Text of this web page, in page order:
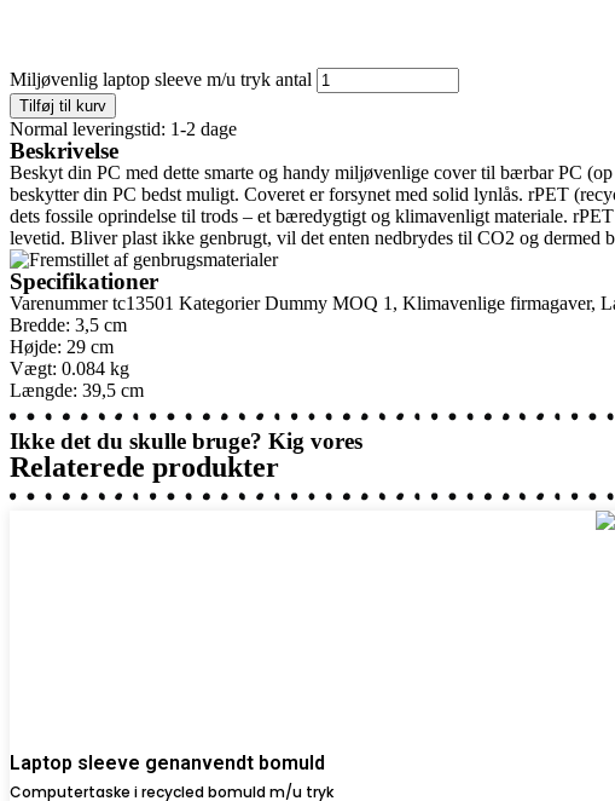
Miljøvenlig laptop sleeve m/u tryk antal
Tilføj til kurv
Normal leveringstid: 1-2 dage
Beskrivelse
Beskyt din PC med dette smarte og handy miljøvenlige cover til bærbar PC
beskytter din PC bedst muligt. Coveret er forsynet med solid lynlås. rPET
dets fossile oprindelse til trods – et bæredygtigt og klimavenligt materiale.
levetid. Bliver plast ikke genbrugt, vil det enten nedbrydes til CO2 og dermed
Specifikationer
Varenummertc13501 Kategorier Dummy MOQ 1 , Klimavenlige firmagaver,
Bredde: 3,5 cm
Højde: 29 cm
Vægt: 0.084 kg
Længde: 39,5 cm
Ikke det du skulle bruge? Kig vores
Relaterede produkter
Laptop sleeve genanvendt bomuld
Computertaske i recycled bomuld m/u tryk